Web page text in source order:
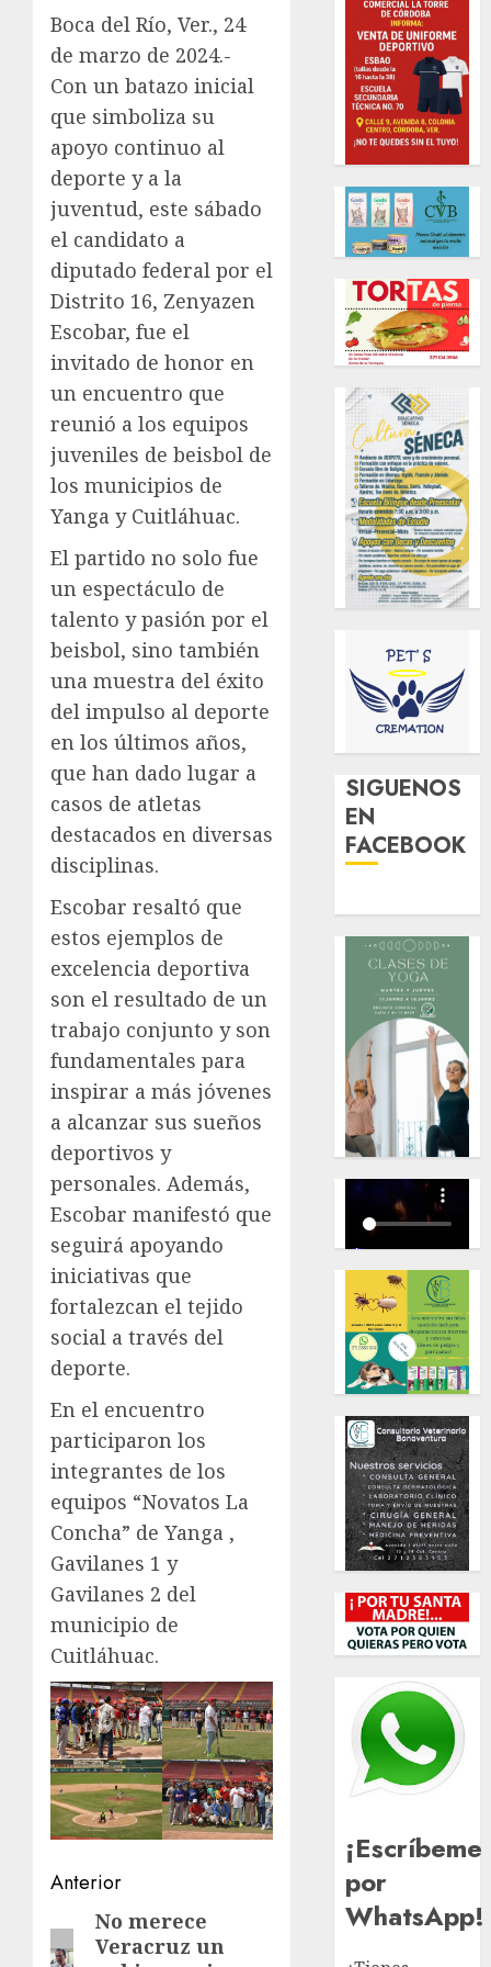
Boca del Río, Ver., 24
de marzo de 2024.-
Con un batazo inicial
que simboliza su
apoyo continuo al
deporte y a la
juventud, este sábado
el candidato a
diputado federal por el
Distrito 16, Zenyazen
Escobar, fue el
invitado de honor en
un encuentro que
reunió a los equipos
juveniles de beisbol de
los municipios de
Yanga y Cuitláhuac.
El partido no solo fue
un espectáculo de
talento y pasión por el
beisbol, sino también
una muestra del éxito
del impulso al deporte
en los últimos años,
que han dado lugar a
casos de atletas
destacados en diversas
disciplinas.
Escobar resaltó que
estos ejemplos de
excelencia deportiva
son el resultado de un
trabajo conjunto y son
fundamentales para
inspirar a más jóvenes
a alcanzar sus sueños
deportivos y
personales. Además,
Escobar manifestó que
seguirá apoyando
iniciativas que
fortalezcan el tejido
social a través del
deporte.
En el encuentro
participaron los
integrantes de los
equipos “Novatos La
Concha” de Yanga ,
Gavilanes 1 y
Gavilanes 2 del
municipio de
Cuitláhuac.
Navegación
de
Anterior
Entrada
anterior:
No merece
Veracruz un
SIGUENOS
EN
FACEBOOK
¡Escríbeme
por
WhatsApp!